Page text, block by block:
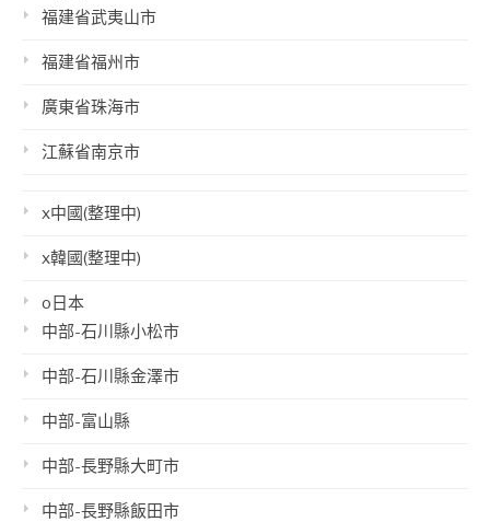
福建省武夷山市
福建省福州市
廣東省珠海市
江蘇省南京市
x中國(整理中)
x韓國(整理中)
o日本
中部-石川縣小松市
中部-石川縣金澤市
中部-富山縣
中部-長野縣大町市
中部-長野縣飯田市